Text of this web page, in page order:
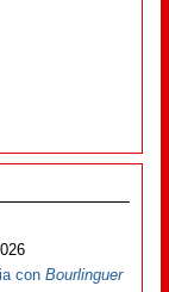
conBourlinguer